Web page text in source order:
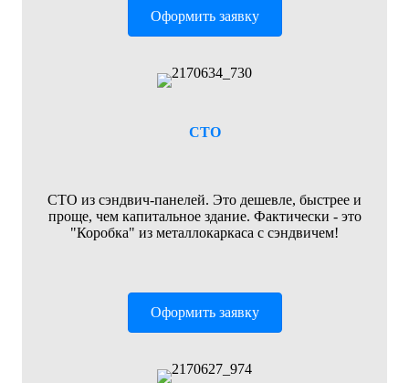
Оформить заявку
СТО
СТО из сэндвич-панелей. Это дешевле, быстрее и
проще, чем капитальное здание. Фактически - это
"Коробка" из металлокаркаса с сэндвичем!
Оформить заявку